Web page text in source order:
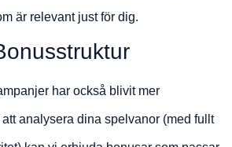
är relevant just för dig.
har också blivit mer
analysera dina spelvanor (med fullt